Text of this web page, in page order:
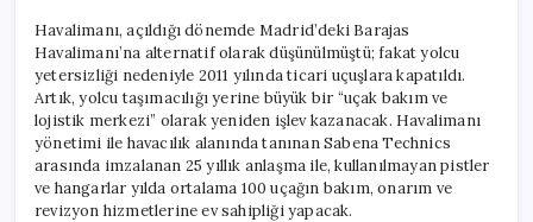
Havalimanı, açıldığı dönemde Madrid’deki Barajas
Havalimanı’na alternatif olarak düşünülmüştü; fakat yolcu
yetersizliği nedeniyle 2011 yılında ticari uçuşlara kapatıldı.
Artık, yolcu taşımacılığı yerine büyük bir “uçak bakım ve
lojistik merkezi” olarak yeniden işlev kazanacak. Havalimanı
yönetimi ile havacılık alanında tanınan Sabena Technics
arasında imzalanan 25 yıllık anlaşma ile, kullanılmayan pistler
ve hangarlar yılda ortalama 100 uçağın bakım, onarım ve
revizyon hizmetlerine ev sahipliği yapacak.